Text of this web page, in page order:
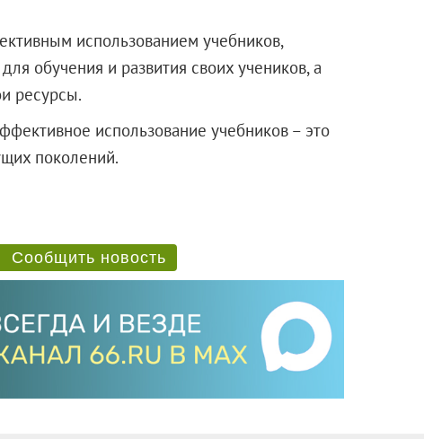
использованием учебников,
обучения и развития своих учеников, а
ресурсы.
использование учебников – это
поколений.
Сообщить новость